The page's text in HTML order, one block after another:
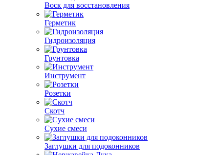
Воск для восстановления
Герметик
Гидроизоляция
Грунтовка
Инструмент
Розетки
Скотч
Сухие смеси
Заглушки для подоконников